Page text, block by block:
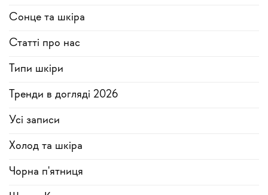
Сонце та шкіра
Статті про нас
Типи шкіри
Тренди в догляді 2026
Усi записи
Холод та шкіра
Чорна п'ятниця